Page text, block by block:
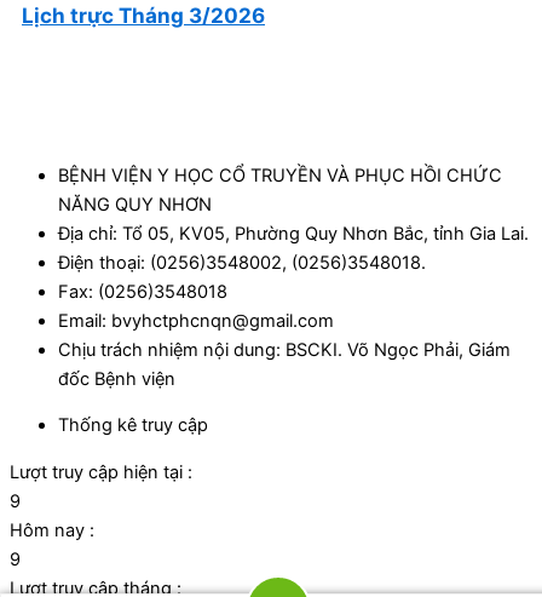
Lịch trực Tháng 3/2026
BỆNH VIỆN Y HỌC CỔ TRUYỀN VÀ PHỤC HỒI CHỨC
NĂNG QUY NHƠN
Địa chỉ: Tổ 05, KV05, Phường Quy Nhơn Bắc, tỉnh Gia Lai.
Điện thoại: (0256)3548002, (0256)3548018.
Fax: (0256)3548018
Email: bvyhctphcnqn@gmail.com
Chịu trách nhiệm nội dung: BSCKI. Võ Ngọc Phải, Giám
đốc Bệnh viện
Thống kê truy cập
Lượt truy cập hiện tại :
9
Hôm nay :
9
Lượt truy cập tháng :